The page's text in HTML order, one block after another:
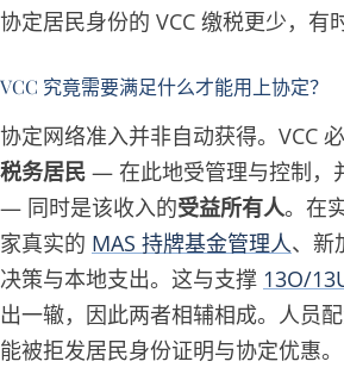
协定居民身份的 VCC 缴税更少，有
VCC 究竟需要满足什么才能用上协定？
协定网络准入并非自动获得。VCC
税务居民 — 在此地受管理与控制，
— 同时是该收入的受益所有人。在
家真实的 MAS 持牌基金管理人、新
决策与本地支出。这与支撑 13O/
出一辙，因此两者相辅相成。人员
能被拒发居民身份证明与协定优惠。